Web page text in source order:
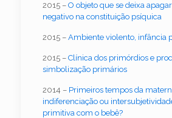
2015 – O objeto que se deixa
negativo na constituição psíquica
2015 – Ambiente violento, infância
2015 – Clínica dos primórdios e
simbolização primários
2014 – Primeiros tempos da
indiferenciação ou
primitiva com o bebê?